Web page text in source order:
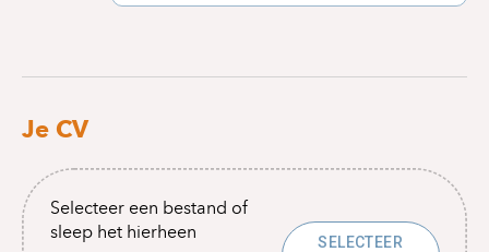
Je CV
Selecteer een bestand of
sleep het hierheen
SELECTEER